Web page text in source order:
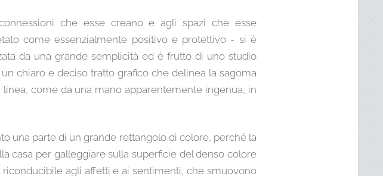
che esse creano e agli spazi che esse
come essenzialmente positivo e protettivo - si è
da una grande semplicità ed è frutto di uno studio
chiaro e deciso tratto grafico che delinea la sagoma
come da una mano apparentemente ingenua, in
una parte di un grande rettangolo di colore, perché la
casa per galleggiare sulla superficie del denso colore
agli affetti e ai sentimenti, che smuovono